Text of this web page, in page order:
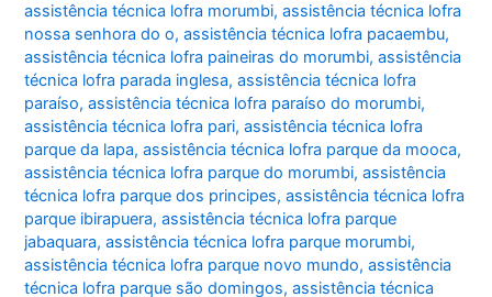
assistência técnica lofra morumbi,assistência técnica lofra
nossa senhora do o,assistência técnica lofra pacaembu,
assistência técnica lofra paineiras do morumbi,assistência
técnica lofra parada inglesa,assistência técnica lofra
paraíso,assistência técnica lofra paraíso do morumbi,
assistência técnica lofra pari,assistência técnica lofra
parque da lapa,assistência técnica lofra parque da mooca,
assistência técnica lofra parque do morumbi,assistência
técnica lofra parque dos principes,assistência técnica lofra
parque ibirapuera,assistência técnica lofra parque
jabaquara,assistência técnica lofra parque morumbi,
assistência técnica lofra parque novo mundo,assistência
técnica lofra parque são domingos,assistência técnica